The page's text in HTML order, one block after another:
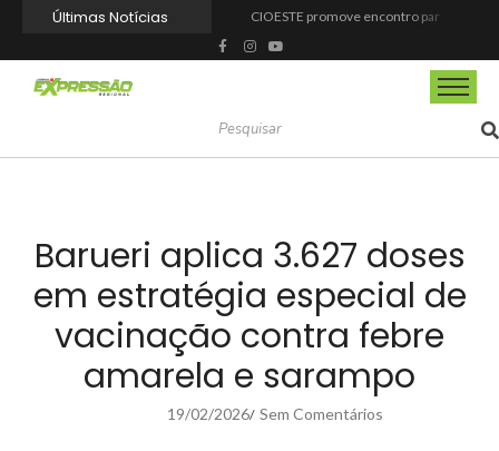
Últimas Notícias
Ferrari F355 do Anderson Dick é a mais nova atração do Parque Dream Car de São Roque (SP)
Fundação de Barueri amplia política de inclusão e lança novo projeto educacional
Projeto “O Samba da Casa 26” chega a Itapevi para valorizar a música autoral e fortalecer a cultura local
Barueri aplica 3.627 doses
em estratégia especial de
vacinação contra febre
amarela e sarampo
19/02/2026/ Sem Comentários